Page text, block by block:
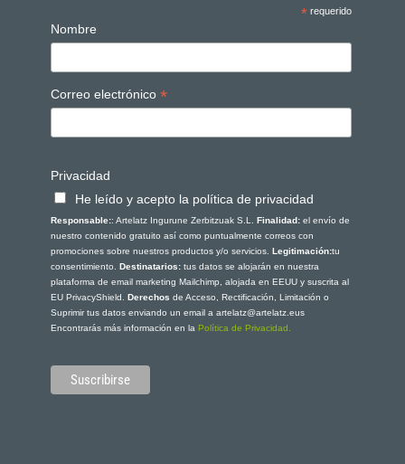
* requerido
Nombre
Correo electrónico *
Privacidad
He leído y acepto la política de privacidad
Responsable:: Artelatz Ingurune Zerbitzuak S.L. Finalidad:el envío de
nuestro contenido gratuito así como puntualmente correos con
promociones sobre nuestros productos y/o servicios. Legitimación:tu
consentimiento. Destinatarios: tus datos se alojarán en nuestra
plataforma de email marketing Mailchimp, alojada en EEUU y suscrita al
EU PrivacyShield. Derechos de Acceso, Rectificación, Limitación o
Suprimir tus datos enviando un email a artelatz@artelatz.eus
Encontrarás más información en la Política de Privacidad.